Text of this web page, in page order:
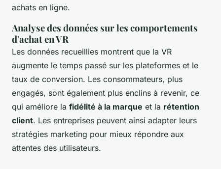
achats en ligne.
Analyse des données sur les comportements
d'achat en VR
Les données recueillies montrent que la VR
augmente le temps passé sur les plateformes et le
taux de conversion. Les consommateurs, plus
engagés, sont également plus enclins à revenir, ce
qui améliore la fidélité à la marque et la rétention
client. Les entreprises peuvent ainsi adapter leurs
stratégies marketing pour mieux répondre aux
attentes des utilisateurs.